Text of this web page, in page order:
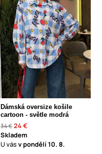
Dámská oversize košile
cartoon - světle modrá
34 €24 €
Skladem
U vásv pondělí10. 8.